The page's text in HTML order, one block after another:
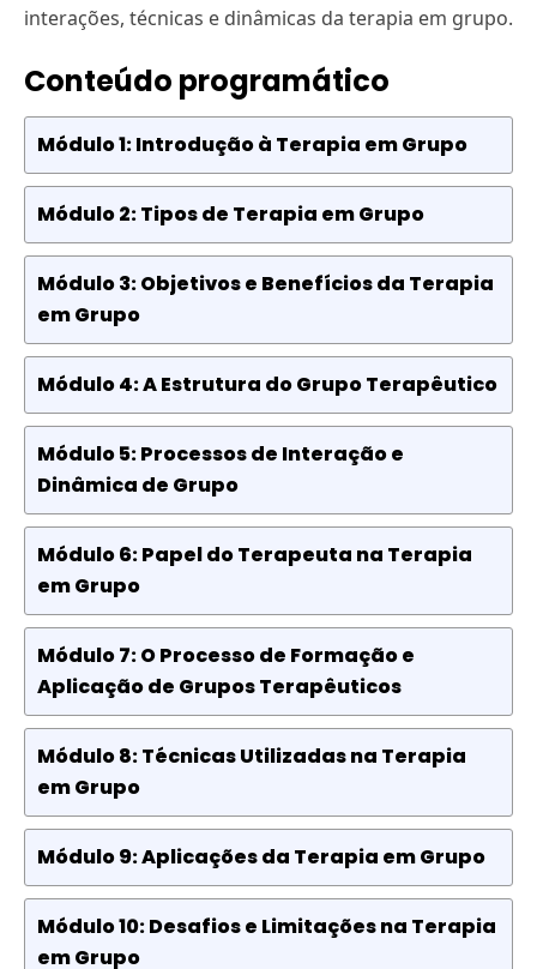
interações, técnicas e dinâmicas da terapia em grupo.
Conteúdo programático
Módulo 1: Introdução à Terapia em Grupo
Módulo 2: Tipos de Terapia em Grupo
Módulo 3: Objetivos e Benefícios da Terapia
em Grupo
Módulo 4: A Estrutura do Grupo Terapêutico
Módulo 5: Processos de Interação e
Dinâmica de Grupo
Módulo 6: Papel do Terapeuta na Terapia
em Grupo
Módulo 7: O Processo de Formação e
Aplicação de Grupos Terapêuticos
Módulo 8: Técnicas Utilizadas na Terapia
em Grupo
Módulo 9: Aplicações da Terapia em Grupo
Módulo 10: Desafios e Limitações na Terapia
em Grupo